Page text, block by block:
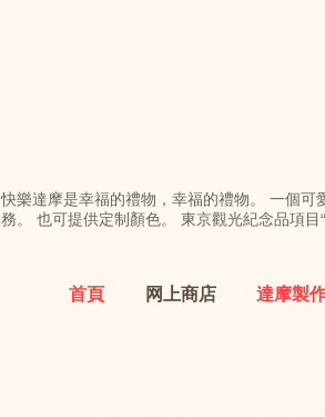
快樂達摩是幸福的禮物，幸福的禮物。 一個
務。 也可提供定制顏色。 東京觀光紀念品項目
首頁 网上商店 達摩製